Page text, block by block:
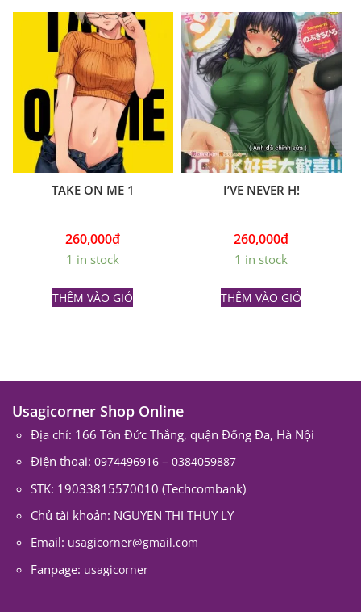
TAKE ON ME 1
260,000₫
1 in stock
THÊM VÀO GIỎ
I’VE NEVER H!
260,000₫
1 in stock
THÊM VÀO GIỎ
Usagicorner Shop Online
Địa chỉ: 166 Tôn Đức Thắng, quận Đống Đa, Hà Nội
Điện thoại: 0974496916 – 0384059887
STK: 19033815570010 (Techcombank)
Chủ tài khoản: NGUYEN THI THUY LY
Email: usagicorner@gmail.com
Fanpage: usagicorner